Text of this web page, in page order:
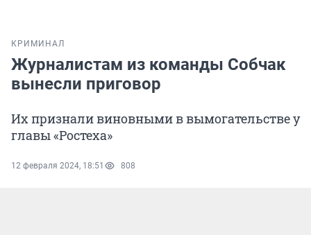
КРИМИНАЛ
Журналистам из команды Собчак
вынесли приговор
Их признали виновными в вымогательстве у
главы «Ростеха»
12 февраля 2024, 18:51 808